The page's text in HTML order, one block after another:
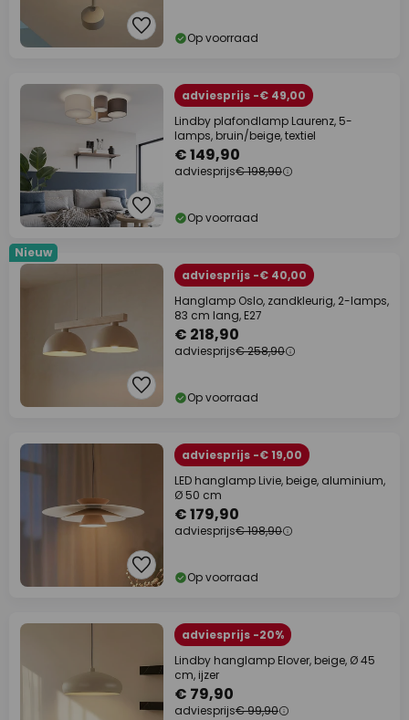
Op voorraad
adviesprijs -€ 49,00
Lindby plafondlamp Laurenz, 5-
lamps, bruin/beige, textiel
€ 149,90
adviesprijs€ 198,90
Op voorraad
Nieuw
adviesprijs -€ 40,00
Hanglamp Oslo, zandkleurig, 2-lamps,
83 cm lang, E27
€ 218,90
adviesprijs€ 258,90
Op voorraad
adviesprijs -€ 19,00
LED hanglamp Livie, beige, aluminium,
Ø 50 cm
€ 179,90
adviesprijs€ 198,90
Op voorraad
adviesprijs -20%
Lindby hanglamp Elover, beige, Ø 45
cm, ijzer
€ 79,90
adviesprijs€ 99,90